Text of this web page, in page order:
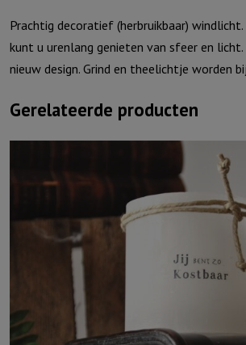
Prachtig decoratief (herbruikbaar)
kunt u urenlang genieten van sfeer en
nieuw design. Grind en theelichtje worden
Gerelateerde producten